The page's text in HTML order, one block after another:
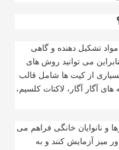
تشکیل دهنده و گاهی
می توانید روش های
از کیت ها شامل قالب
آگار آگار، لاکتات کلسیم،
و نانوایان خانگی فراهم می
میز آزمایش کنند و به